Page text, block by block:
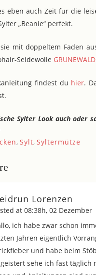
eben auch Zeit für die
„Beanie“ perfekt.
mit doppeltem Faden
Seidewolle GRUNEWALD
findest du hier.
Sylter Look auch oder
,Sylt,Syltermütze
Lorenzen
at 08:38h, 02 Dezember
ich habe zwar schon
Jahren eigentlich
und habe beim
sehe ich fast täglich